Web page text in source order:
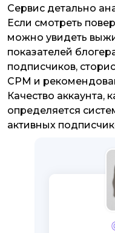
Сервис детально
Если смотреть
можно увидеть
показателей
подписчиков,
CPM и
Качество аккаунта,
определяется
активных